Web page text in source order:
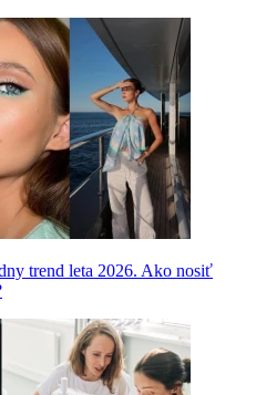
trend leta 2026. Ako nosiť